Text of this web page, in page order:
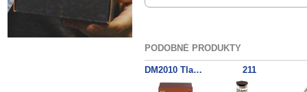
PODOBNÉ PRODUKTY
DM2010 Tlačítkový požár.hlásič 211